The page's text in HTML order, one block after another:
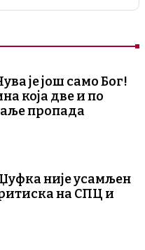
је још само Бог!
која две и по
пропада
није усамљен
на СПЦ и